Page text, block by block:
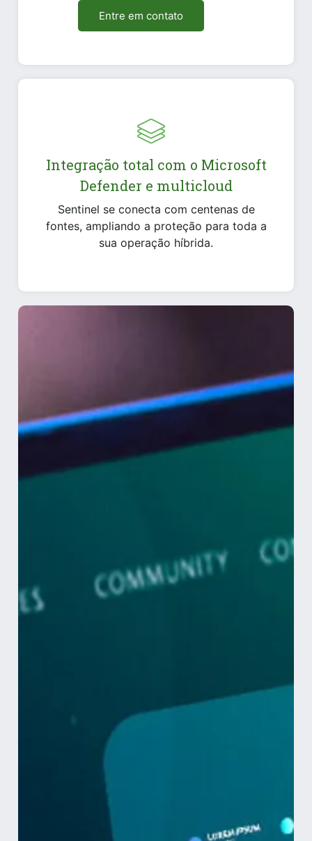
Entre em contato
Integração total com o Microsoft
Defender e multicloud
Sentinel se conecta com centenas de
fontes, ampliando a proteção para toda a
sua operação híbrida.